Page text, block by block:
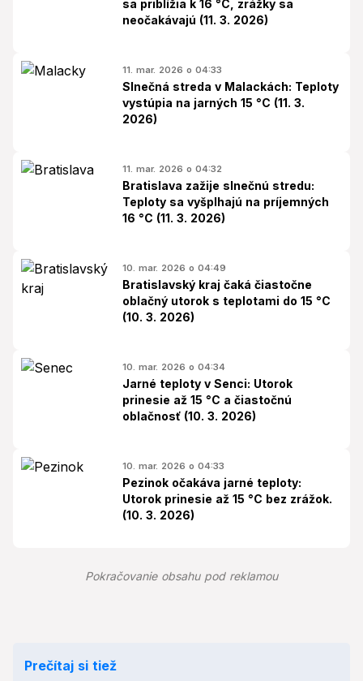
sa priblížia k 16 °C, zrážky sa
neočakávajú (11. 3. 2026)
11. mar. 2026 o 04:33
Slnečná streda v Malackách: Teploty
vystúpia na jarných 15 °C (11. 3.
2026)
11. mar. 2026 o 04:32
Bratislava zažije slnečnú stredu:
Teploty sa vyšplhajú na príjemných
16 °C (11. 3. 2026)
10. mar. 2026 o 04:49
Bratislavský kraj čaká čiastočne
oblačný utorok s teplotami do 15 °C
(10. 3. 2026)
10. mar. 2026 o 04:34
Jarné teploty v Senci: Utorok
prinesie až 15 °C a čiastočnú
oblačnosť (10. 3. 2026)
10. mar. 2026 o 04:33
Pezinok očakáva jarné teploty:
Utorok prinesie až 15 °C bez zrážok.
(10. 3. 2026)
Pokračovanie obsahu pod reklamou
Prečítaj si tiež